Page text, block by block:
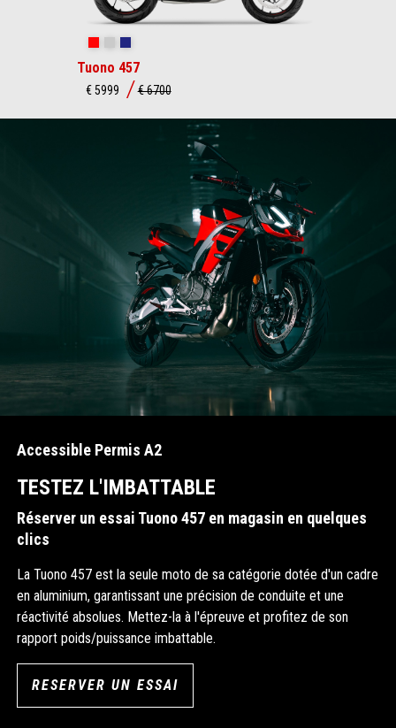
Tuono 457
€ 5999 € 6700
Accessible Permis A2
TESTEZ L'IMBATTABLE
Réserver un essai Tuono 457 en magasin en quelques
clics
La Tuono 457 est la seule moto de sa catégorie dotée d'un cadre
en aluminium, garantissant une précision de conduite et une
réactivité absolues. Mettez-la à l'épreuve et profitez de son
rapport poids/puissance imbattable.
RESERVER UN ESSAI